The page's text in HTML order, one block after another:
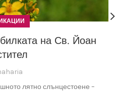
на Св. Йоан
лятно слънцестоене –